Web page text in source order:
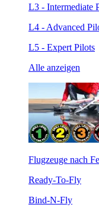
L3 - Intermediate
L4 - Advanced
L5 - Expert Pilots
Alle anzeigen
Flugzeuge nach
Ready-To-Fly
Bind-N-Fly